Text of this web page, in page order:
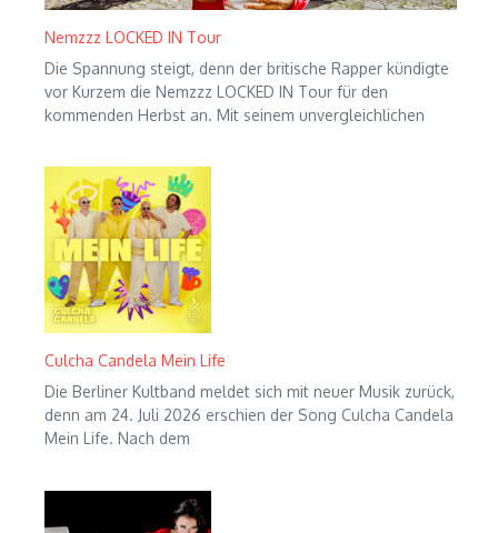
Nemzzz LOCKED IN Tour
Die Spannung steigt, denn der britische Rapper kündigte
vor Kurzem die Nemzzz LOCKED IN Tour für den
kommenden Herbst an. Mit seinem unvergleichlichen
Culcha Candela Mein Life
Die Berliner Kultband meldet sich mit neuer Musik zurück,
denn am 24. Juli 2026 erschien der Song Culcha Candela
Mein Life. Nach dem